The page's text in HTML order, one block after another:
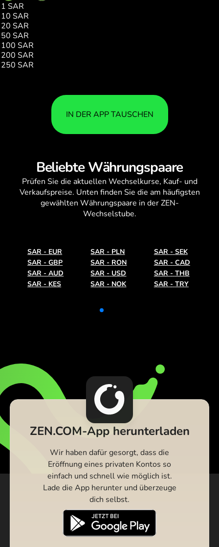
1 SAR
10 SAR
20 SAR
50 SAR
100 SAR
200 SAR
250 SAR
IN DER APP TAUSCHEN
Beliebte Währungspaare
Prüfen Sie die aktuellen Wechselkurse, Kauf- und
Verkaufspreise. Unten finden Sie die am häufigsten
gewählten Währungspaare in der ZEN-
Wechselstube.
SAR - EUR SAR - PLN SAR - SEK
SAR - GBP SAR - RON SAR - CAD
SAR - AUD SAR - USD SAR - THB
SAR - KES SAR - NOK SAR - TRY
ZEN.COM-App herunterladen
Wir haben dafür gesorgt, dass die
Eröffnung eines privaten Kontos so
einfach und schnell wie möglich ist.
Lade die App herunter und überzeuge
dich selbst.